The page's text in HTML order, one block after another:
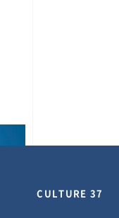
CULTURE 30